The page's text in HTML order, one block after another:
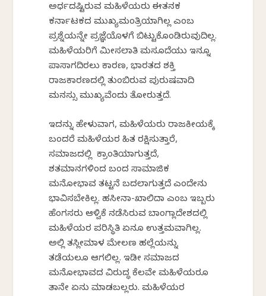
ಅರ್ಧದಷ್ಟಿರುವ ಮಹಿಳೆಯರು ಈತನಕ
ಕರ್ನಾಟಕದ ಮುಖ್ಯಮಂತ್ರಿಯಾಗಿಲ್ಲ ಎಂಬ
ಪ್ರಶ್ನೆಯನ್ನೇ ಪ್ರಜ್ಞೆಯೊಳಗೆ ಬಿಟ್ಟುಕೊಂಡಿರುವುದಿಲ್ಲ.
ಮಹಿಳೆಯರಿಗೆ ಮೀಸಲಾತಿ ಮಸೂದೆಯು ಇನ್ನೂ
ಪಾಸಾಗದಿರಲು ಕಾರಣ, ಭಾರತದ ಶಕ್ತಿ
ರಾಜಕಾರಣದಲ್ಲಿ ತುಂಬಿರುವ ಪುರುಷವಾದಿ
ಮನಸ್ಸು ಮುಖ್ಯವೆಂದು ತೋರುತ್ತದೆ.
ಇದನ್ನು ಹೇಳುವಾಗ, ಮಹಿಳೆಯರು ರಾಜಕೀಯಕ್ಕೆ
ಬಂದರೆ ಮಹಿಳೆಯರ ಹಿತ ರಕ್ಷಿಸುತ್ತಾರೆ,
ಸಮಾಜದಲ್ಲಿ ಕ್ರಾಂತಿಯಾಗುತ್ತದೆ,
ಶತಮಾನಗಳಿಂದ ಬಂದ ಸಾಮಾಜಿಕ
ಮನೋಭಾವ ತಟ್ಟನೆ ಬದಲಾಗುತ್ತದೆ ಎಂದೇನು
ಭಾವಿಸಬೇಕಿಲ್ಲ. ಹಸೀನಾ-ಖಾಲಿದಾ ಎಂಬ ಇಬ್ಬರು
ಹೆಂಗಸರು ಆಳ್ವಿಕೆ ನಡೆಸಿರುವ ಬಾಂಗ್ಲಾದೇಶದಲ್ಲಿ
ಮಹಿಳೆಯರ ಪರಿಸ್ಥಿತಿ ಏನೂ ಉತ್ತಮವಾಗಿಲ್ಲ.
ಅಲ್ಲಿ ತಸ್ಲೀಮಾಳ ಮೇಲಣ ಹಲ್ಲೆಯನ್ನು
ತಡೆಯಲೂ ಆಗಲಿಲ್ಲ. ಇಡೀ ಸಮಾಜದ
ಮನೋಭಾವದ ವಿರುದ್ಧ ಕೆಲವೇ ಮಹಿಳೆಯರೂ
ತಾನೇ ಏನು ಮಾಡಬಲ್ಲರು. ಮಹಿಳೆಯರ